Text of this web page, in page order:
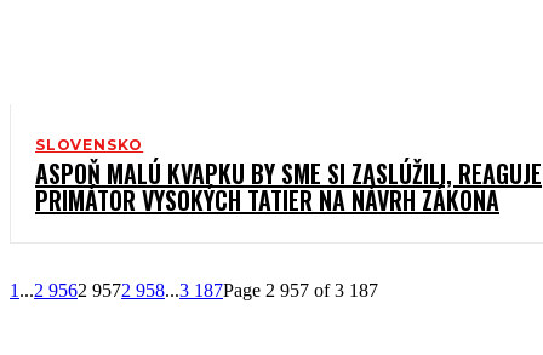
SLOVENSKO
ASPOŇ MALÚ KVAPKU BY SME SI ZASLÚŽILI, REAGUJE
PRIMÁTOR VYSOKÝCH TATIER NA NÁVRH ZÁKONA
1 ...2 9562 9572 958...3 187Page 2 957 of 3 187